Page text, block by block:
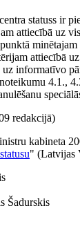
statuss ir
attiecībā uz
attiecībā
informatīvo
4.1.,
redakcijā)
kabineta
" (Latvijas
Šadurskis